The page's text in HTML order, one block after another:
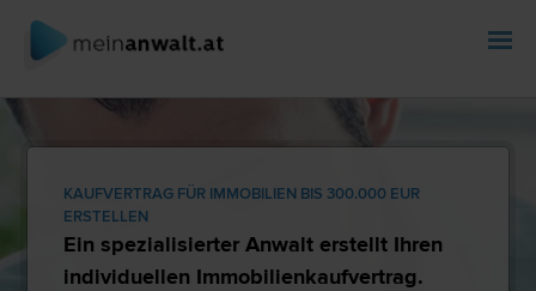
KAUFVERTRAG FÜR IMMOBILIEN BIS 300.000 EUR
ERSTELLEN
Ein spezialisierter Anwalt erstellt Ihren
individuellen Immobilienkaufvertrag.